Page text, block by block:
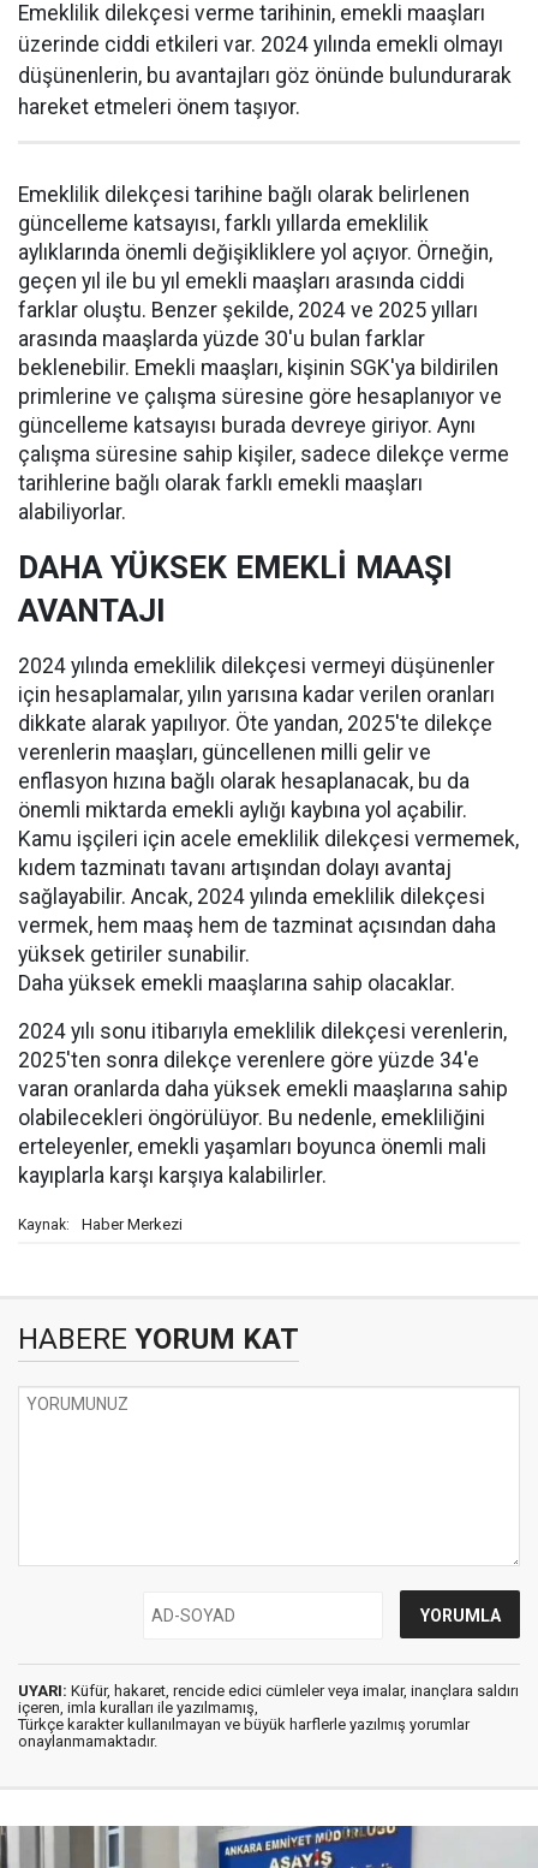
Emeklilik dilekçesi verme tarihinin, emekli maaşları
üzerinde ciddi etkileri var. 2024 yılında emekli olmayı
düşünenlerin, bu avantajları göz önünde bulundurarak
hareket etmeleri önem taşıyor.
Emeklilik dilekçesi tarihine bağlı olarak belirlenen
güncelleme katsayısı, farklı yıllarda emeklilik
aylıklarında önemli değişikliklere yol açıyor. Örneğin,
geçen yıl ile bu yıl emekli maaşları arasında ciddi
farklar oluştu. Benzer şekilde, 2024 ve 2025 yılları
arasında maaşlarda yüzde 30'u bulan farklar
beklenebilir. Emekli maaşları, kişinin SGK'ya bildirilen
primlerine ve çalışma süresine göre hesaplanıyor ve
güncelleme katsayısı burada devreye giriyor. Aynı
çalışma süresine sahip kişiler, sadece dilekçe verme
tarihlerine bağlı olarak farklı emekli maaşları
alabiliyorlar.
DAHA YÜKSEK EMEKLİ MAAŞI
AVANTAJI
2024 yılında emeklilik dilekçesi vermeyi düşünenler
için hesaplamalar, yılın yarısına kadar verilen oranları
dikkate alarak yapılıyor. Öte yandan, 2025'te dilekçe
verenlerin maaşları, güncellenen milli gelir ve
enflasyon hızına bağlı olarak hesaplanacak, bu da
önemli miktarda emekli aylığı kaybına yol açabilir.
Kamu işçileri için acele emeklilik dilekçesi vermemek,
kıdem tazminatı tavanı artışından dolayı avantaj
sağlayabilir. Ancak, 2024 yılında emeklilik dilekçesi
vermek, hem maaş hem de tazminat açısından daha
yüksek getiriler sunabilir.
Daha yüksek emekli maaşlarına sahip olacaklar.
2024 yılı sonu itibarıyla emeklilik dilekçesi verenlerin,
2025'ten sonra dilekçe verenlere göre yüzde 34'e
varan oranlarda daha yüksek emekli maaşlarına sahip
olabilecekleri öngörülüyor. Bu nedenle, emekliliğini
erteleyenler, emekli yaşamları boyunca önemli mali
kayıplarla karşı karşıya kalabilirler.
Kaynak: Haber Merkezi
HABERE YORUM KAT
UYARI: Küfür, hakaret, rencide edici cümleler veya imalar, inançlara saldırı
içeren, imla kuralları ile yazılmamış,
Türkçe karakter kullanılmayan ve büyük harflerle yazılmış yorumlar
onaylanmamaktadır.